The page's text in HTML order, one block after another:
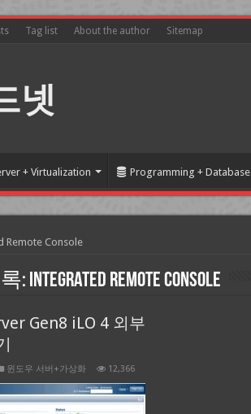
Tag list About the author Sitemap
넷
+ Virtualization Programming + Database
Remote Console
: Integrated Remote Console
Gen8 iLO 4 외부
윈도우 서버+가상화 12,366